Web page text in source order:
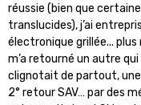
réussie (bien que
translucides), j’ai
électronique grillée... plus
m’a retourné un autre qui
clignotait de partout,
2° retour SAV… par des